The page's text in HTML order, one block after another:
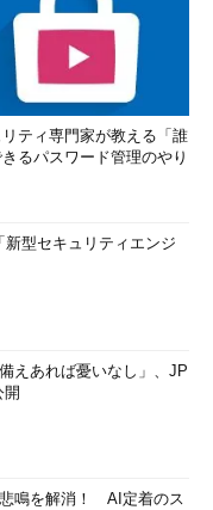
ティ専門家が教える「誰
るパスワード管理のやり
新型セキュリティエンジ
えあれば憂いなし」、JP
悲鳴を解消！ AI定着のス